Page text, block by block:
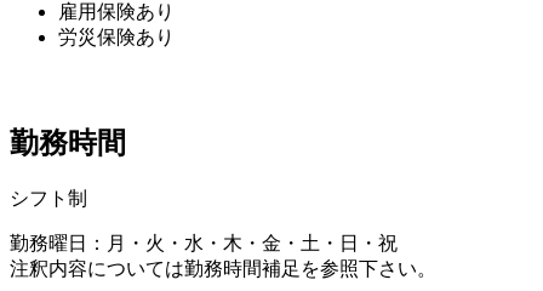
雇用保険あり
労災保険あり
勤務時間
シフト制
勤務曜日：月・火・水・木・金・土・日・祝
注釈内容については勤務時間補足を参照下さい。